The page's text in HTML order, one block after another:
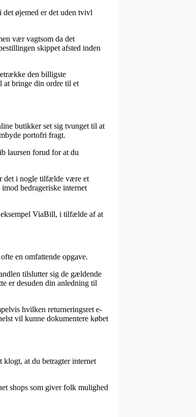
øjemed er det uden tvivl
vær vagtsom da det
skippet afsted inden
den billigste
at bringe din ordre til et
butikker set sig tvunget til at
portofri fragt.
laursen forud for at du
det i nogle tilfælde være et
bedrageriske internet
eksempel ViaBill, i tilfælde af at
en omfattende opgave.
tilslutter sig de gældende
er desuden din anledning til
hvilken returneringsret e-
vil kunne dokumentere købet
at du betragter internet
shops som giver folk mulighed